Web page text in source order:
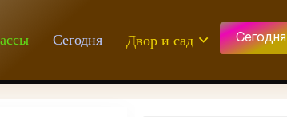
Сегодня Двор и сад Сегодня